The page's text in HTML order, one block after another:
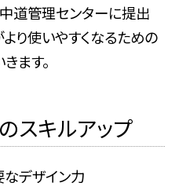
道管理センターに提出
り使いやすくなるための
ます。
スキルアップ
デザイン力